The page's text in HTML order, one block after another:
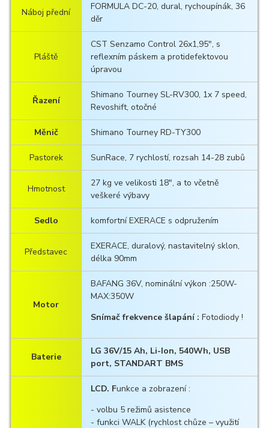
Náboj přední
FORMULA DC-20, dural, rychoupínák, 36
děr
Pláště
CST Senzamo Control 26x1,95", s
reflexním páskem a protidefektovou
úpravou
Řazení
Shimano Tourney SL-RV300, 1x 7 speed,
Revoshift, otočné
Měnič Shimano Tourney RD-TY300
Pastorek SunRace, 7 rychlostí, rozsah 14-28 zubů
Hmotnost
27 kg ve velikosti 18", a to včetně
veškeré výbavy
Sedlo komfortní EXERACE s odpružením
Představec
EXERACE, duralový, nastavitelný sklon,
délka 90mm
Motor
BAFANG 36V, nominální výkon :250W-
MAX:350W
Snímač frekvence šlapání : Fotodiody !
Baterie
LG 36V/15 Ah, Li-Ion, 540Wh, USB
port, STANDART BMS
LCD. Funkce a zobrazení :
- volbu 5 režimů asistence
- funkci WALK (rychlost chůze – využití